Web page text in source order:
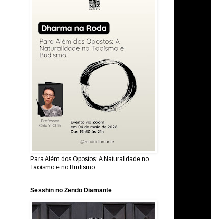
Para Além dos Opostos: A Naturalidade no
Taoísmo e no Budismo.
Sesshin no Zendo Diamante